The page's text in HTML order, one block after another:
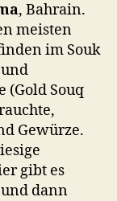
, Bahrain.
meisten
im Souk
(Gold Souq
Gewürze.
gibt es
dann